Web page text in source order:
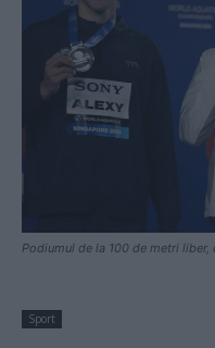
Podiumul de la 100 de metri
Sport